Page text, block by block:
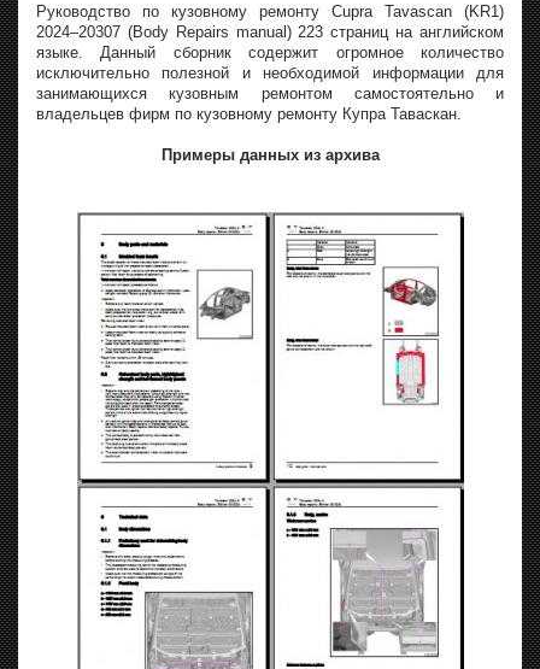
Руководство по кузовному ремонту Cupra Tavascan (KR1)
2024–20307 (Body Repairs manual) 223 страниц на английском
языке. Данный сборник содержит огромное количество
исключительно полезной и необходимой информации для
занимающихся кузовным ремонтом самостоятельно и
владельцев фирм по кузовному ремонту Купра Таваскан.
Примеры данных из архива